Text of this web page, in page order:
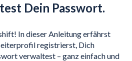
Dein Passwort.
In dieser Anleitung erfährst
registrierst, Dich
verwaltest – ganz einfach und